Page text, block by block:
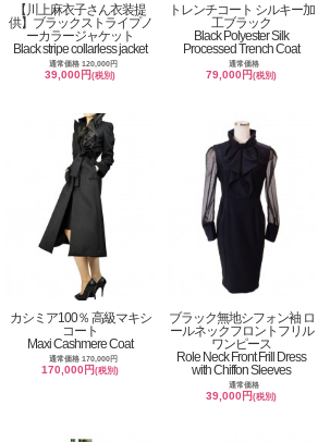
【川上麻衣子さん衣装提
供】ブラックストライプノ
ーカラージャケット
Black stripe collarless jacket
通常価格 120,000円
39,000円(税別)
トレンチコート シルキー加
工ブラック
Black Polyester Silk
Processed Trench Coat
通常価格
79,000円(税別)
カシミア100％ 高級マキシ
コート
Maxi Cashmere Coat
通常価格 170,000円
170,000円(税別)
ブラック無地シフォン袖 ロ
ールネックフロントフリル
ワンピース
Role Neck Front Frill Dress
with Chiffon Sleeves
通常価格
39,000円(税別)